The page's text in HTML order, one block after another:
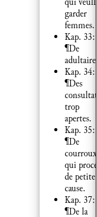
garder
femmes.
Kap. 33:
¶De
adultaire.
Kap. 34:
¶Des
trop
apertes.
Kap. 35:
¶De
courroux
qui
de petite
cause.
Kap. 37:
¶De la